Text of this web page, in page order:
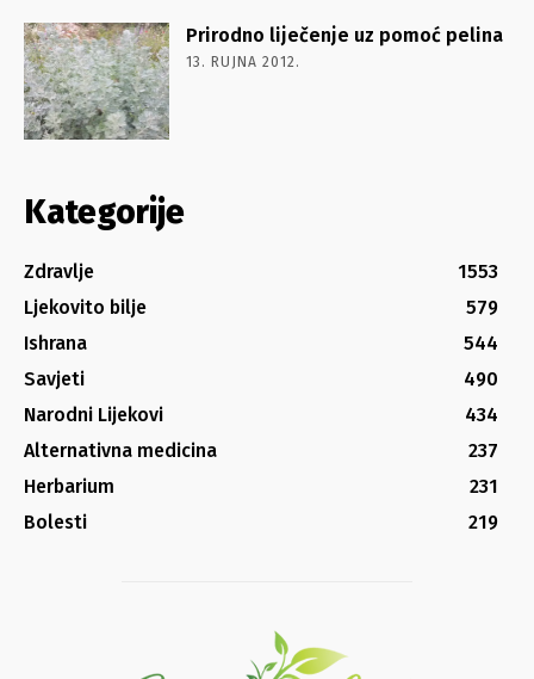
Prirodno liječenje uz pomoć pelina
13. RUJNA 2012.
Kategorije
Zdravlje
1553
Ljekovito bilje
579
Ishrana
544
Savjeti
490
Narodni Lijekovi
434
Alternativna medicina
237
Herbarium
231
Bolesti
219